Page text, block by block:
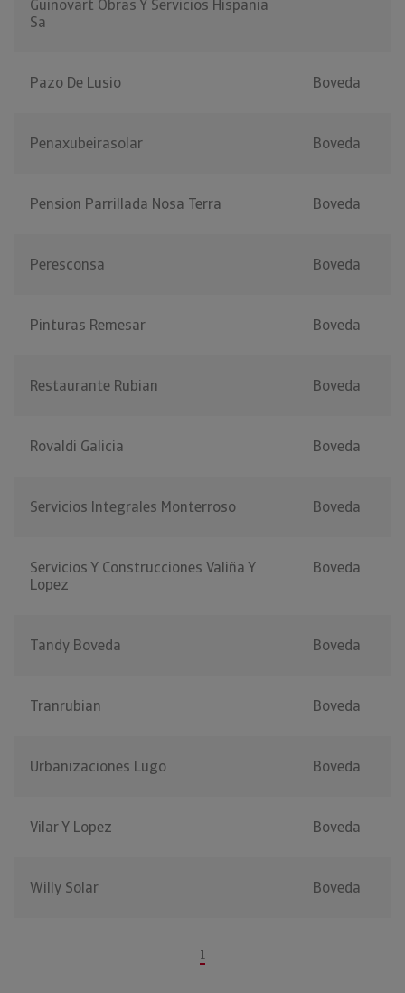
Guinovart Obras Y Servicios Hispania
Sa
Pazo De Lusio Boveda
Penaxubeirasolar Boveda
Pension Parrillada Nosa Terra Boveda
Peresconsa Boveda
Pinturas Remesar Boveda
Restaurante Rubian Boveda
Rovaldi Galicia Boveda
Servicios Integrales Monterroso Boveda
Servicios Y Construcciones Valiña Y
Lopez
Boveda
Tandy Boveda Boveda
Tranrubian Boveda
Urbanizaciones Lugo Boveda
Vilar Y Lopez Boveda
Willy Solar Boveda
1